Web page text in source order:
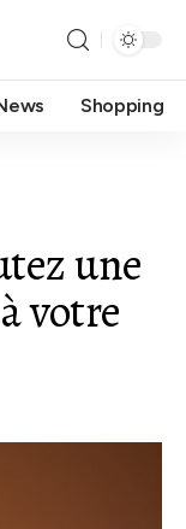
Shopping
une
votre